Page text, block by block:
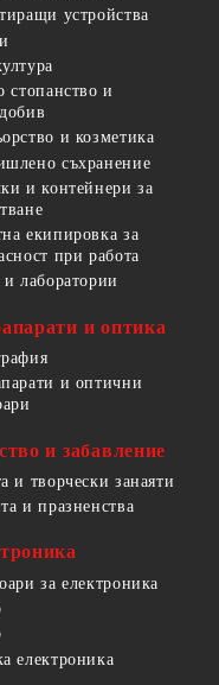
устройства
стопанство и
и козметика
съхранение
и контейнери за
екипировка за
при работа
лаборатории
и оптика
и оптични
и забавление
и творчески занаяти
и празненства
за електроника
електроника